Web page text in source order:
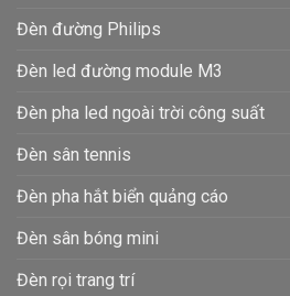
Đèn đường Philips
Đèn led đường module M3
Đèn pha led ngoài trời công suất
Đèn sân tennis
Đèn pha hắt biển quảng cáo
Đèn sân bóng mini
Đèn rọi trang trí